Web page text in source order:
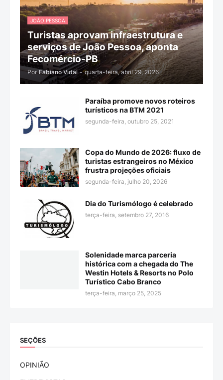
JOÃO PESSOA
Turistas aprovam infraestrutura e
serviços de João Pessoa, aponta
Fecomércio-PB
Por Fabiano Vidal - quarta-feira, abril 29, 2026
Paraíba promove novos roteiros
turísticos na BTM 2021
segunda-feira, outubro 25, 2021
Copa do Mundo de 2026: fluxo de
turistas estrangeiros no México
frustra projeções oficiais
segunda-feira, julho 20, 2026
Dia do Turismólogo é celebrado
terça-feira, setembro 27, 2016
Solenidade marca parceria
histórica com a chegada do The
Westin Hotels & Resorts no Polo
Turístico Cabo Branco
terça-feira, março 25, 2025
SEÇÕES
OPINIÃO